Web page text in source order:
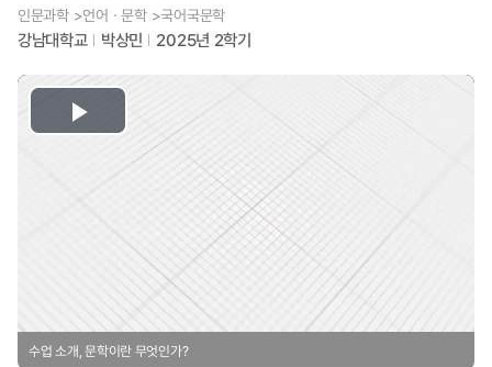
인문과학 >언어ㆍ문학 >국어국문학
강남대학교 박상민 2025년 2학기
Play
수업 소개, 문학이란 무엇인가?